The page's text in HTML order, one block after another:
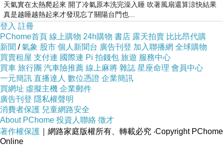
天氣實在太熱爬起來 開了冷氣原本洗完澡入睡 吹著風扇還算涼快結果
真是越睡越熱起來才發現忘了關陽台門也...
登入 註冊
PChome首頁 線上購物 24h購物 書店 露天拍賣 比比昂代購
新聞 /氣象 股市 個人新聞台 廣告刊登 加入聯播網 全球購物
買賣租屋 支付連 國際連 Pi 拍錢包 旅遊 服務中心
買車 旅行團 汽車險推薦 線上麻將 雜誌 星座命理 會員中心
一元簡訊 直播達人 數位憑證 企業簡訊
買網址 虛擬主機 企業郵件
廣告刊登 隱私權聲明
消費者保護 兒童網路安全
About PChome 投資人聯絡 徵才
著作權保護 ｜網路家庭版權所有、轉載必究 ‧Copyright PChome
Online